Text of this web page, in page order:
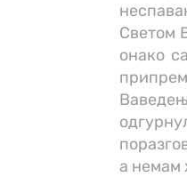
Светом
онако
а немам